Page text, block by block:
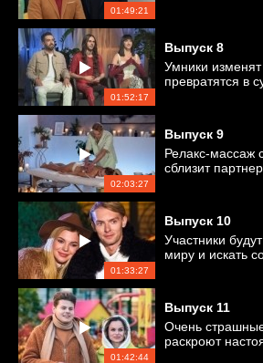
01:49:21
01:52:17
Выпуск 8
Умники
превратятся в
02:03:27
Выпуск 9
Релакс-массаж
сблизит
01:33:27
Выпуск 10
Участники
миру и искать
01:42:44
Выпуск 11
Очень
раскроют